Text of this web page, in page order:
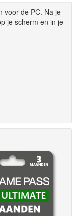
voor de PC. Na je
je scherm en in je